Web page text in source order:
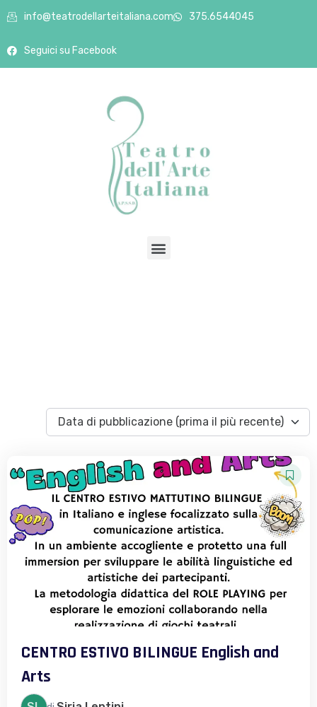
info@teatrodellarteitaliana.com 375.6544045
Seguici su Facebook
Data di pubblicazione (prima il più recente)
CENTRO ESTIVO BILINGUE English and
Arts